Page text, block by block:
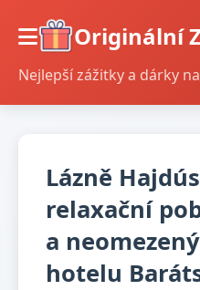
Originální
Nejlepší zážitky a dárky
Lázně
relaxační
a
hotelu